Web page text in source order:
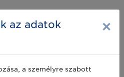
az adatok
×
a személyre szabott